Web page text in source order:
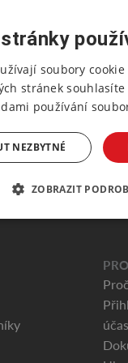
soubory
stránek
používání
NEZBYTNÉ
ZOBRAZIT